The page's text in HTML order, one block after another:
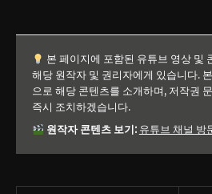
본 페이지에 포함된 유튜브 영상 및
해당 원작자 및 권리자에게 있습니다.
으로 해당 콘텐츠를 소개하며, 저작권
즉시 조치하겠습니다.
원작자 콘텐츠 보기: 유튜브 채널 방